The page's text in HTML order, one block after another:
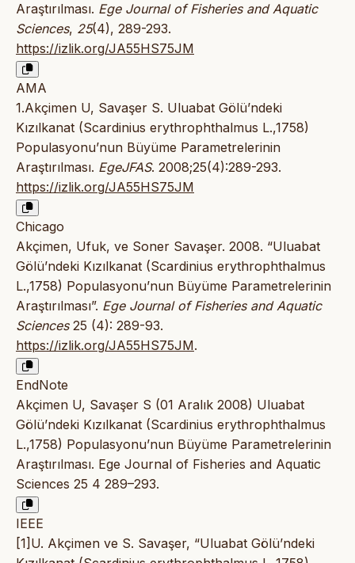
Araştırılması. Ege Journal of Fisheries and Aquatic
Sciences, 25(4), 289-293.
https://izlik.org/JA55HS75JM
AMA
1.Akçimen U, Savaşer S. Uluabat Gölü’ndeki
Kızılkanat (Scardinius erythrophthalmus L.,1758)
Populasyonu’nun Büyüme Parametrelerinin
Araştırılması. EgeJFAS. 2008;25(4):289-293.
https://izlik.org/JA55HS75JM
Chicago
Akçimen, Ufuk, ve Soner Savaşer. 2008. “Uluabat
Gölü’ndeki Kızılkanat (Scardinius erythrophthalmus
L.,1758) Populasyonu’nun Büyüme Parametrelerinin
Araştırılması”. Ege Journal of Fisheries and Aquatic
Sciences25 (4): 289-93.
https://izlik.org/JA55HS75JM.
EndNote
Akçimen U, Savaşer S (01 Aralık 2008) Uluabat
Gölü’ndeki Kızılkanat (Scardinius erythrophthalmus
L.,1758) Populasyonu’nun Büyüme Parametrelerinin
Araştırılması. Ege Journal of Fisheries and Aquatic
Sciences 25 4 289–293.
IEEE
[1]U. Akçimen ve S. Savaşer, “Uluabat Gölü’ndeki